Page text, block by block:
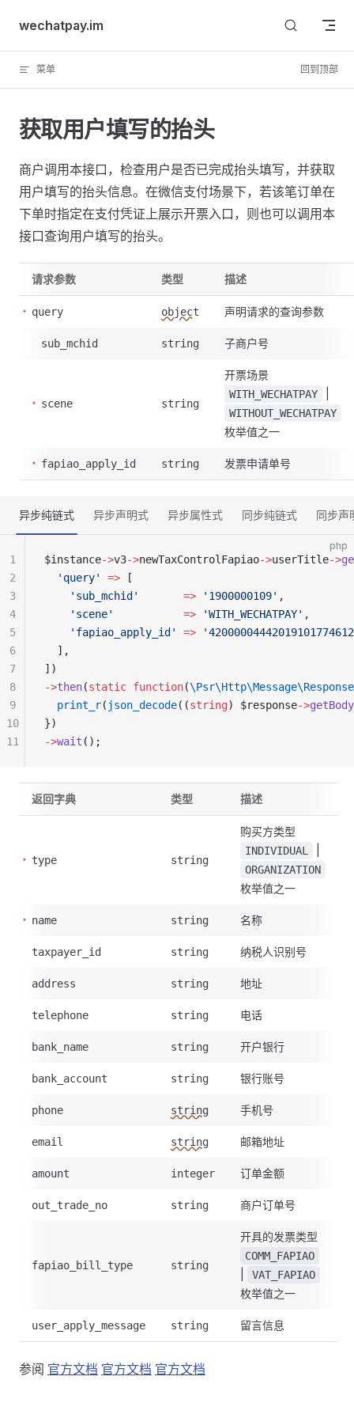
Skip to content
wechatpay.im
菜单 回到顶部
获取用户填写的抬头
商户调用本接口，检查用户是否已完成抬头填写，并获取
用户填写的抬头信息。在微信支付场景下，若该笔订单在
下单时指定在支付凭证上展示开票入口，则也可以调用本
接口查询用户填写的抬头。
请求参数 类型 描述
query object 声明请求的查询参数
sub_mchid string 子商户号
scene string
开票场景
WITH_WECHATPAY
WITHOUT_WECHATPAY
枚举值之一
fapiao_apply_id string 发票申请单号
异步纯链式 异步声明式 异步属性式 同步纯链式 同步声
php
$instance->v3->newTaxControlFapiao->userTitle->
  'query'
=> [
    'sub_mchid'
       =>
'1900000109' ,
    'scene'
           =>
'WITH_WECHATPAY' ,
    'fapiao_apply_id'
=>
  ],
])
->then(static function(
  print_r
( json_decode((string) $response->getBody
})
->wait ();
1
2
3
4
5
6
7
8
9
10
11
返回字典 类型 描述
type string
购买方类型
INDIVIDUAL
ORGANIZATION
枚举值之一
name string 名称
taxpayer_id string 纳税人识别号
address string 地址
telephone string 电话
bank_name string 开户银行
bank_account string 银行账号
phone string 手机号
email string 邮箱地址
amount integer 订单金额
out_trade_no string 商户订单号
fapiao_bill_type string
开具的发票类型
COMM_FAPIAO
VAT_FAPIAO
枚举值之一
user_apply_message string 留言信息
参阅 官方文档 官方文档 官方文档